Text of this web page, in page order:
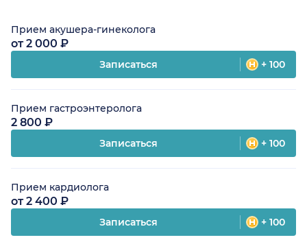
Прием акушера-гинеколога
от 2 000 ₽
Записаться + 100
Прием гастроэнтеролога
2 800 ₽
Записаться + 100
Прием кардиолога
от 2 400 ₽
Записаться + 100